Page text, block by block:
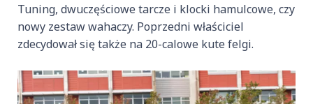
Tuning, dwuczęściowe tarcze i klocki hamulcowe, czy
nowy zestaw wahaczy. Poprzedni właściciel
zdecydował się także na 20-calowe kute felgi.